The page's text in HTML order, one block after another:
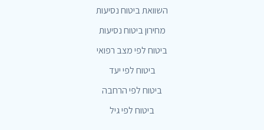
השוואת ביטוח נסיעות
מחירון ביטוח נסיעות
ביטוח לפי מצב רפואי
ביטוח לפי יעד
ביטוח לפי הרחבה
ביטוח לפי גיל